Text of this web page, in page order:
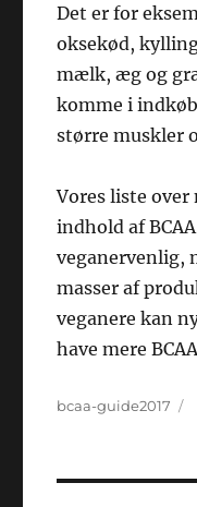
Det er for
oksekød,
mælk, æg og
komme i
større muskler
Vores liste
indhold af
veganervenlig,
masser af
veganere kan
have mere
Forfatter
bcaa-guide2017